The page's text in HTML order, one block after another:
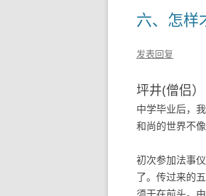
六、怎样
发表回复
坪井(僧侣）
中学毕业后，
和尚的世界不
初次参加法事
了。传过来的